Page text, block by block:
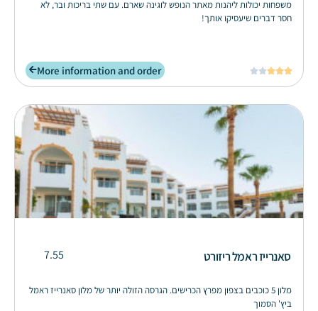
משפחות יכולות ליהנות מאתר הנופש לוגינה שארם. עם שתי בריכות ובר, לא
חסר דברים שיעסיקו אותך!





More information and order
סאנרייז ראמל ריזורט 7.55
מלון 5 כוכבים בצפון מפרץ הכרישים. הגרסה הזולה יותר של מלון סאנרייז ראמל
ביץ' הסמוך